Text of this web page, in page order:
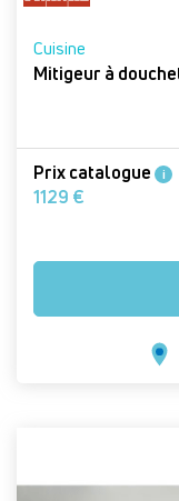
Cuisine
Prix catalogue i
1129 €